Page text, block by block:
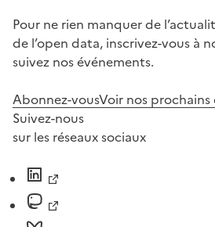
Pour ne rien manquer de
de l’open data, inscrivez-vous à
suivez nos événements.
Abonnez-vousVoir nos
Suivez-nous
sur les réseaux sociaux